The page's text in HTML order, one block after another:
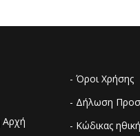
Αρχή
- Όροι Χρήσης
- Δήλωση
- Κώδικας